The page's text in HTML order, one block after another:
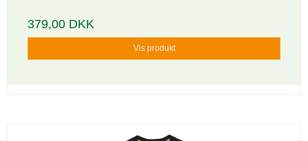
379,00 DKK
Vis produkt